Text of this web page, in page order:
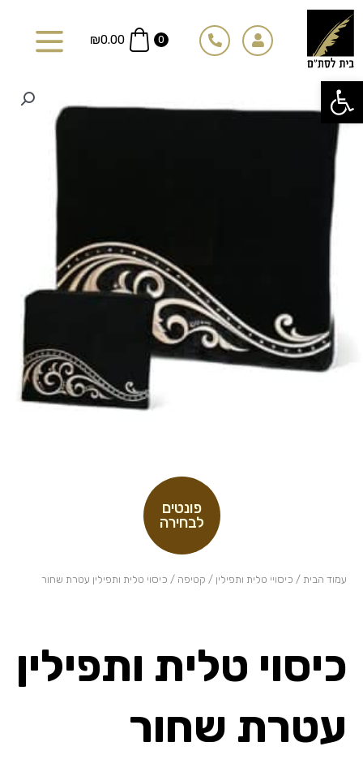
פתח סרגל נגישות
דילוג
לתוכן
0
₪0.00
פונטים
לבחירה
עמוד הבית / כיסויי טלית ותפילין / קטיפה / כיסוי טלית ותפילין עטרת שחור
כיסוי טלית ותפילין
עטרת שחור